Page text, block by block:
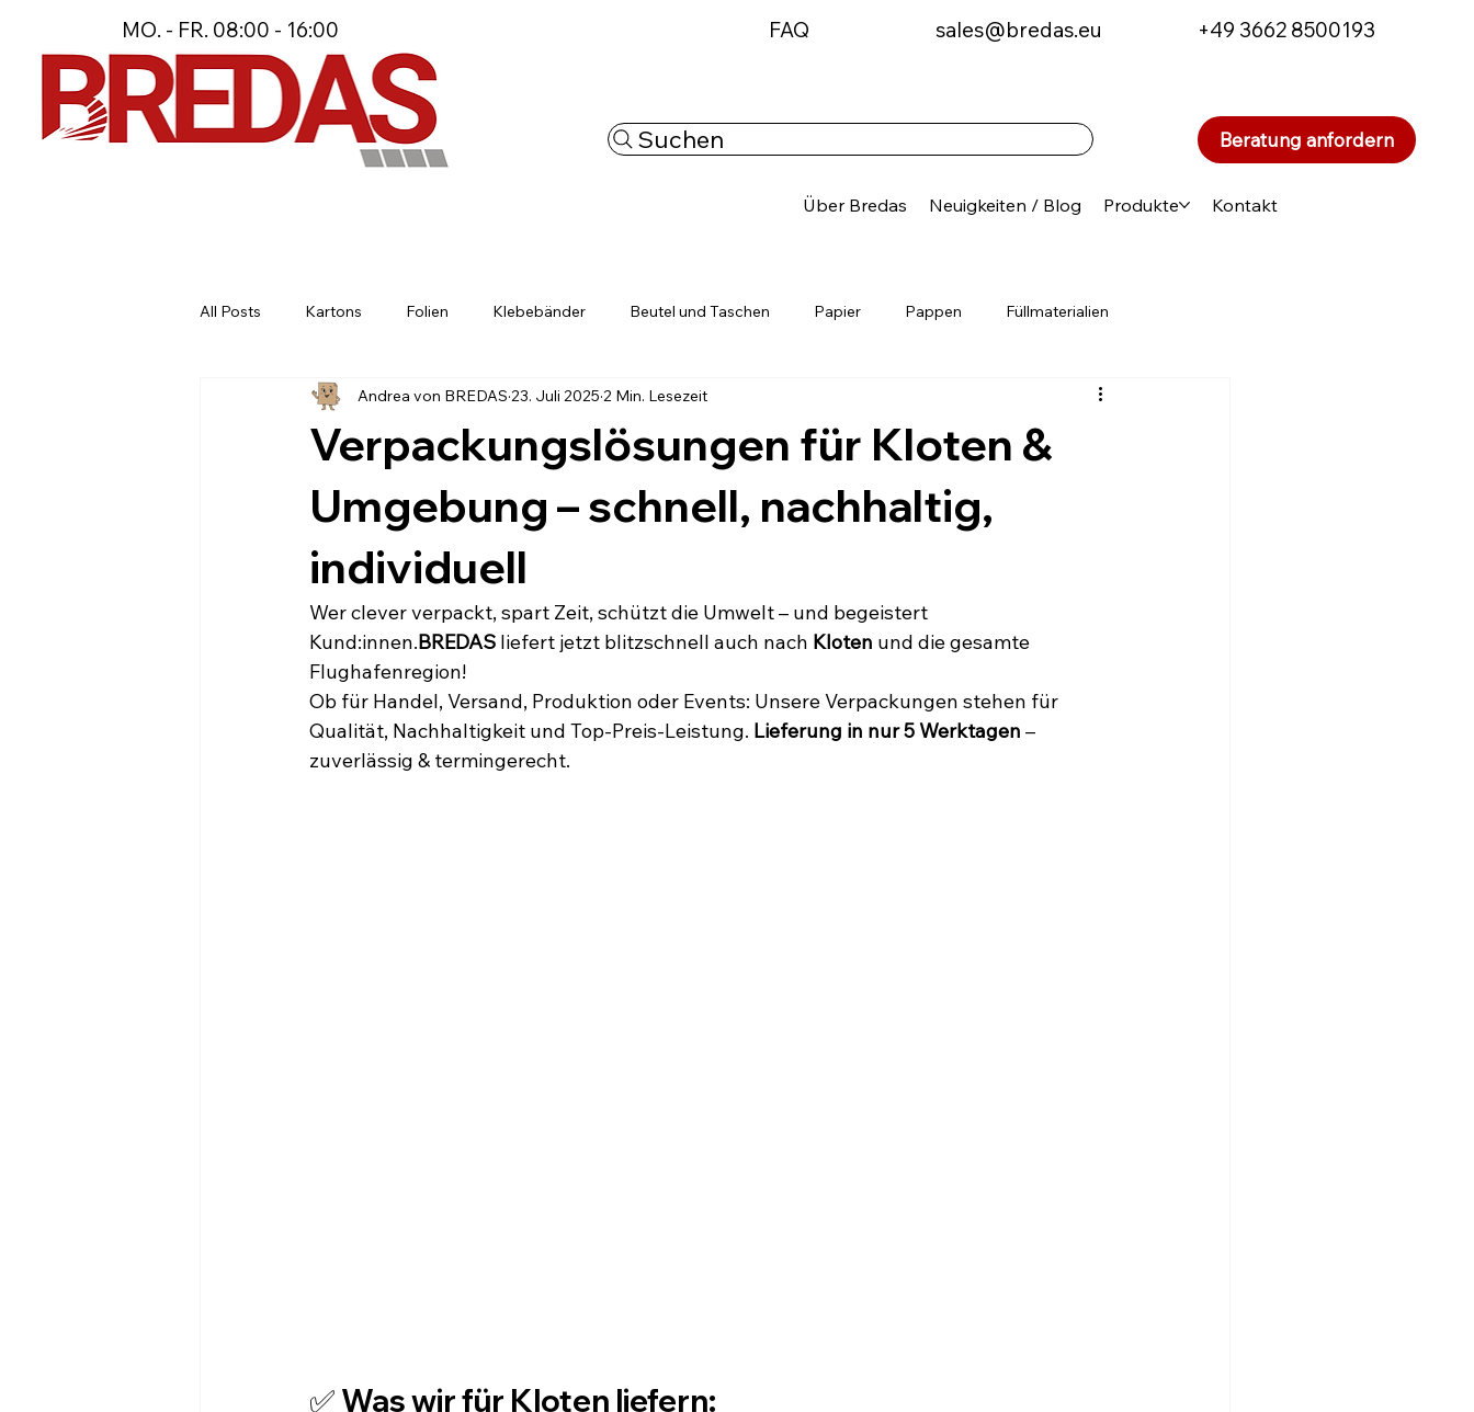
MO. - FR. 08:00 - 16:00
Über Bredas Neuigkeiten / Blog Produkte Kontakt
FAQ
Suchen
sales@bredas.eu +49 3662 8500193
Beratung anfordern
All Posts Kartons Folien Klebebänder Beutel und Taschen Papier Pappen Füllmaterialien
Stanzteile und Spezialmaterial Ladungssicherung Personalisierbare Produkte Aktionen und Sparangebote
Maßgeschneiderte Verpackungslösunge Verpackung regional entdecken Verpackungslösungen in der Schweiz
Verpackungslösungen für Kloten &
Umgebung – schnell, nachhaltig,
individuell
Andrea von BREDAS 23. Juli 2025 2 Min. Lesezeit
Wer clever verpackt, spart Zeit, schützt die Umwelt – und begeistert
Kund:innen.BREDAS liefert jetzt blitzschnell auch nach Kloten und die gesamte
Flughafenregion!
Ob für Handel, Versand, Produktion oder Events: Unsere Verpackungen stehen für
Qualität, Nachhaltigkeit und Top-Preis-Leistung. Lieferung in nur 5 Werktagen –
zuverlässig & termingerecht.
✅ Was wir für Kloten liefern: